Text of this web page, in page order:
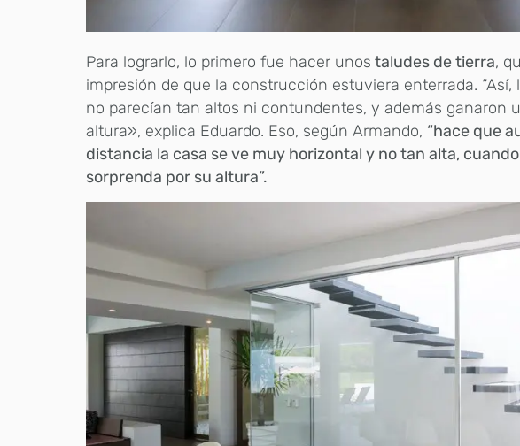
Para lograrlo, lo primero fue hacer unos taludes de tierra,
impresión de que la construcción estuviera enterrada. “Así,
no parecían tan altos ni contundentes, y además ganaron
altura», explica Eduardo. Eso, según Armando, “hace que
distancia la casa se ve muy horizontal y no tan alta,
sorprenda por su altura”.